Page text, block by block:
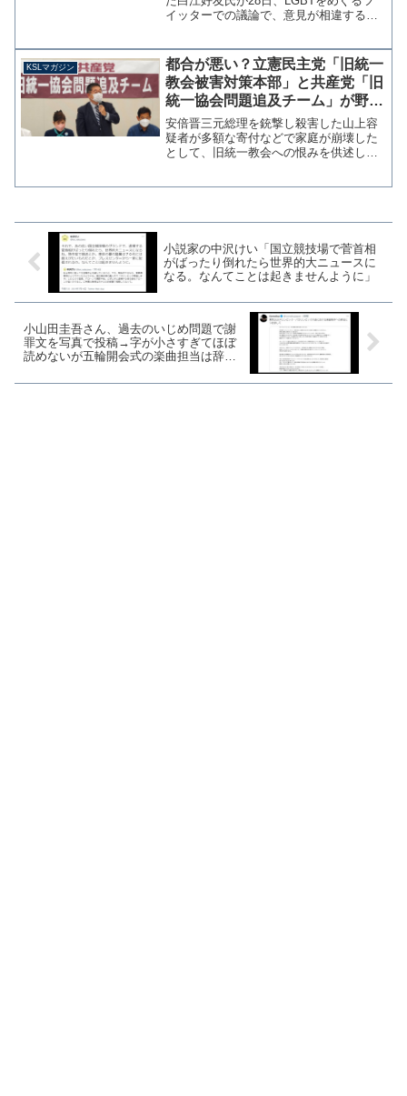
イッターでの議論で、意見が相違する一
でおっしゃるなら、まずあなたがトラン
スジェンダーかシスジ...
KSLマガジン
都合が悪い？立憲民主党「旧統一
教会被害対策本部」と共産党「旧
統一協会問題追及チーム」が野党
合同ではない理由【マガジン181
号】
安倍晋三元総理を銃撃し殺害した山上容
疑者が多額な寄付などで家庭が崩壊した
として、旧統一教会への恨みを供述して
小説家の中沢けい「国立競技場で菅首相
がばったり倒れたら世界的大ニュースに
なる。なんてことは起きませんように」
小山田圭吾さん、過去のいじめ問題で謝
罪文を写真で投稿→字が小さすぎてほぼ
読めないが五輪開会式の楽曲担当は辞任